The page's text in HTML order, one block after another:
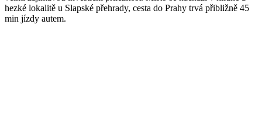
hezké lokalitě u Slapské přehrady, cesta do Prahy trvá přibližně 45
min jízdy autem.